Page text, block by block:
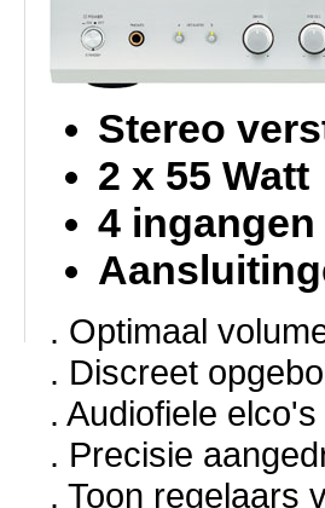
Stereo
2 x 55 Watt
4 ingangen
. Optimaal
. Discreet
. Audiofiele elco's
. Precisie
. Toon regelaars